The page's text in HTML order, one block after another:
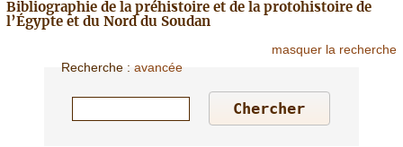
Bibliographie de la préhistoire et de la protohistoire de
l’Égypte et du Nord du Soudan
masquer la recherche
Recherche :avancée